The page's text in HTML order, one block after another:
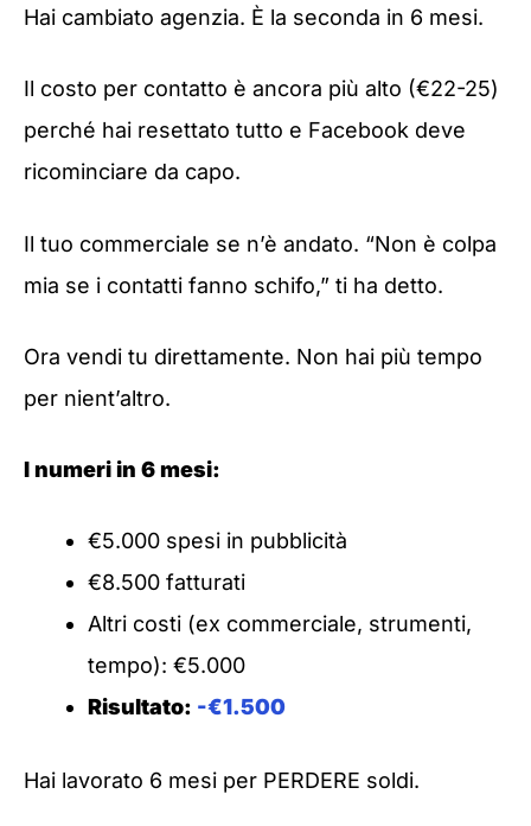
Hai cambiato agenzia. È la seconda in 6 mesi.
Il costo per contatto è ancora più alto (€22-25)
perché hai resettato tutto e Facebook deve
ricominciare da capo.
Il tuo commerciale se n’è andato. “Non è colpa
mia se i contatti fanno schifo,” ti ha detto.
Ora vendi tu direttamente. Non hai più tempo
per nient’altro.
I numeri in 6 mesi:
€5.000 spesi in pubblicità
€8.500 fatturati
Altri costi (ex commerciale, strumenti,
tempo): €5.000
Risultato: -€1.500
Hai lavorato 6 mesi per PERDERE soldi.